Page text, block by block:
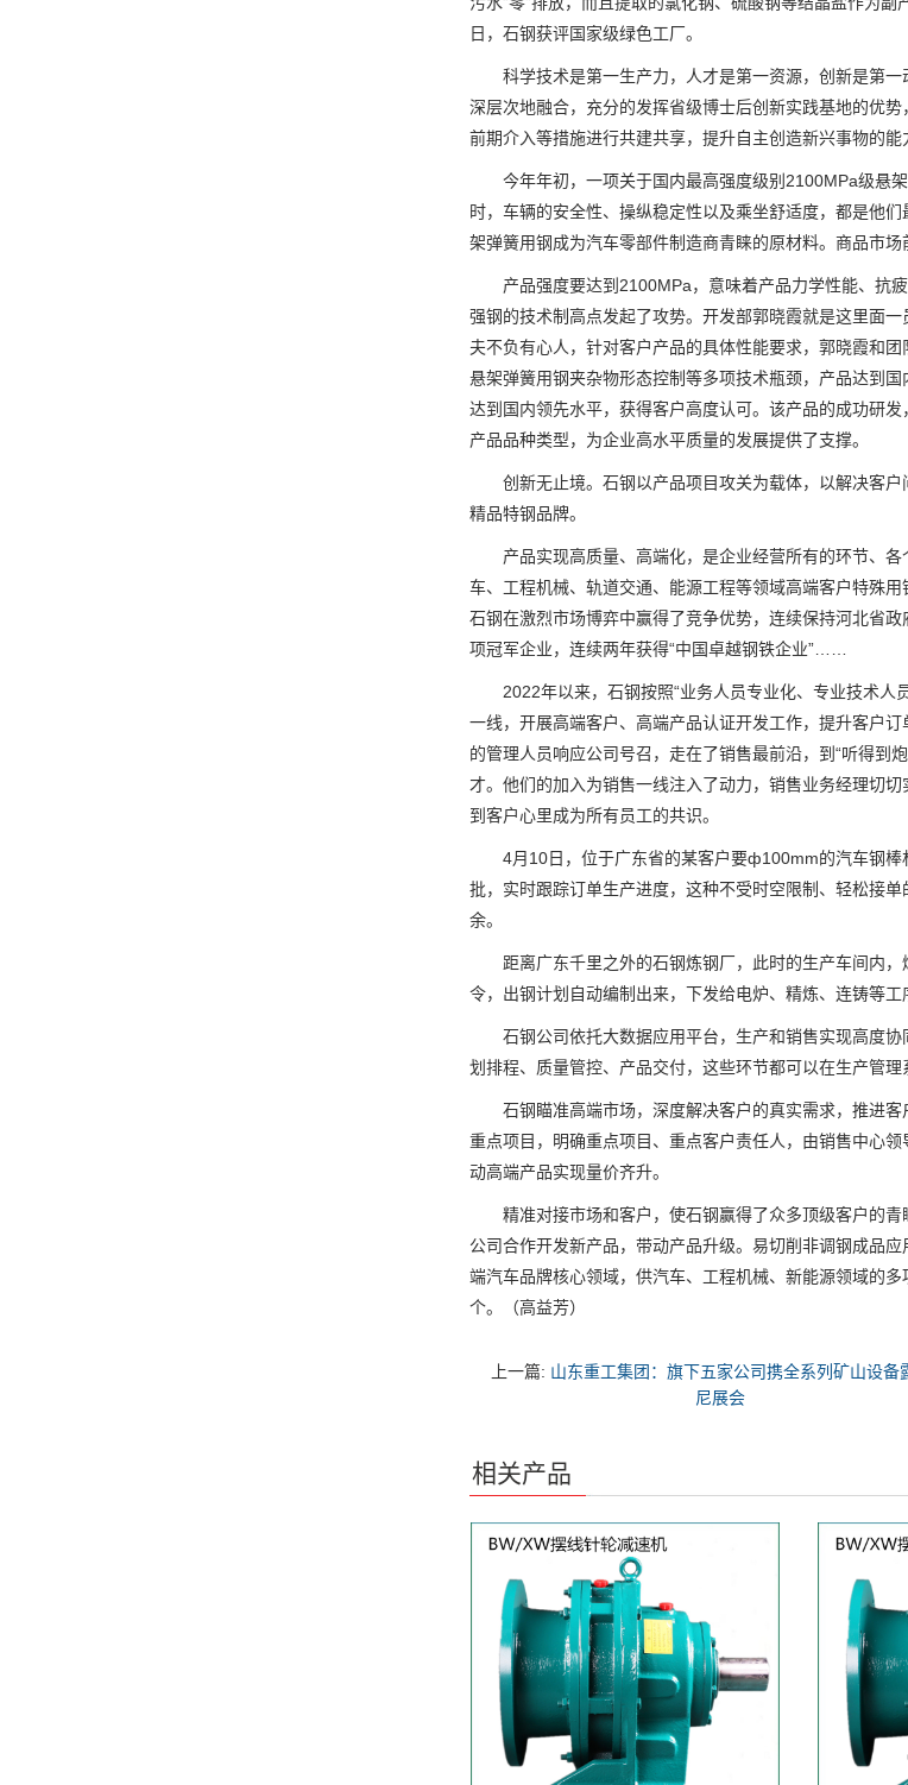
日，石钢获评国家级绿色工厂。
科学技术是第一生产力，人才是第一资源，创新是第一
深层次地融合，充分的发挥省级博士后创新实践基地的优
前期介入等措施进行共建共享，提升自主创造新兴事物的能
今年年初，一项关于国内最高强度级别2100MPa级悬架
时，车辆的安全性、操纵稳定性以及乘坐舒适度，都是他
架弹簧用钢成为汽车零部件制造商青睐的原材料。商品市场
产品强度要达到2100MPa，意味着产品力学性能、抗疲
强钢的技术制高点发起了攻势。开发部郭晓霞就是这里面
夫不负有心人，针对客户产品的具体性能要求，郭晓霞和
悬架弹簧用钢夹杂物形态控制等多项技术瓶颈，产品达到
达到国内领先水平，获得客户高度认可。该产品的成功研
产品品种类型，为企业高水平质量的发展提供了支撑。
创新无止境。石钢以产品项目攻关为载体，以解决客户
精品特钢品牌。
产品实现高质量、高端化，是企业经营所有的环节、各
车、工程机械、轨道交通、能源工程等领域高端客户特殊
石钢在激烈市场博弈中赢得了竞争优势，连续保持河北省
项冠军企业，连续两年获得“中国卓越钢铁企业”……
2022年以来，石钢按照“业务人员专业化、专业技术人
一线，开展高端客户、高端产品认证开发工作，提升客户
的管理人员响应公司号召，走在了销售最前沿，到“听得到
才。他们的加入为销售一线注入了动力，销售业务经理切
到客户心里成为所有员工的共识。
4月10日，位于广东省的某客户要ф100mm的汽车钢棒
批，实时跟踪订单生产进度，这种不受时空限制、轻松接
余。
距离广东千里之外的石钢炼钢厂，此时的生产车间内，
令，出钢计划自动编制出来，下发给电炉、精炼、连铸等工
石钢公司依托大数据应用平台，生产和销售实现高度协
划排程、质量管控、产品交付，这些环节都可以在生产管理
石钢瞄准高端市场，深度解决客户的真实需求，推进客
重点项目，明确重点项目、重点客户责任人，由销售中心
动高端产品实现量价齐升。
精准对接市场和客户，使石钢赢得了众多顶级客户的青
公司合作开发新产品，带动产品升级。易切削非调钢成品
端汽车品牌核心领域，供汽车、工程机械、新能源领域的
个。（高益芳）
上一篇: 山东重工集团：旗下五家公司携全系列矿山设备
尼展会
相关产品